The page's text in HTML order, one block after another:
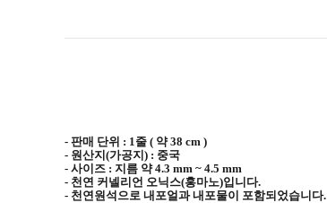
- 판매 단위 : 1줄 ( 약 38 cm )
- 원산지(가공지) : 중국
- 사이즈 : 지름 약 4.3 mm ~ 4.5 mm
- 천연 커넬리언 오닉스(홍마노)입니다.
- 천연원석으로 내포얼과 내포물이 포함되었습니다.